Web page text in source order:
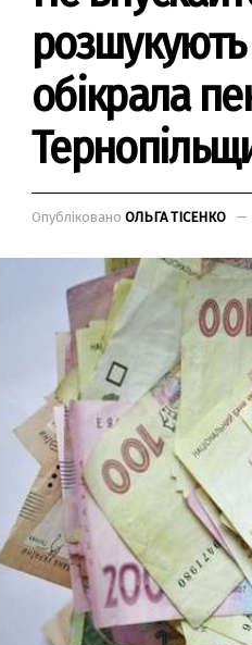
розшукують
обікрала
Опубліковано ОЛЬГА ТІСЕНКО